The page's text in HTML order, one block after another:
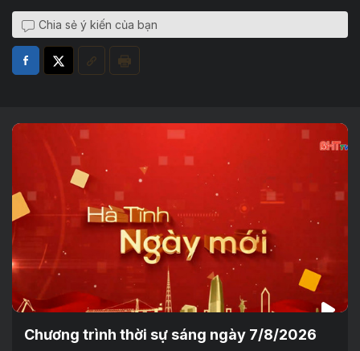
Chia sẻ ý kiến của bạn
Chương trình thời sự sáng ngày 7/8/2026